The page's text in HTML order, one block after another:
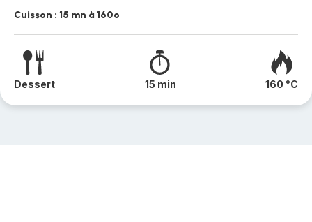
Cuisson : 15 mn à 160º
Dessert 15 min 160 °C